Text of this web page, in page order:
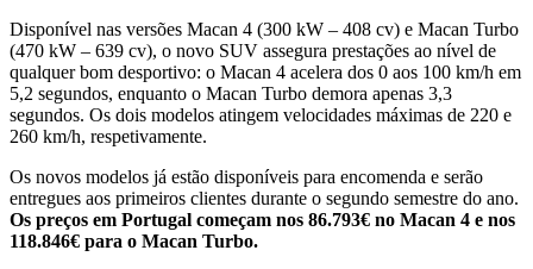
Disponível nas versões Macan 4 (300 kW – 408 cv) e Macan Turbo
(470 kW – 639 cv), o novo SUV assegura prestações ao nível de
qualquer bom desportivo: o Macan 4 acelera dos 0 aos 100 km/h em
5,2 segundos, enquanto o Macan Turbo demora apenas 3,3
segundos. Os dois modelos atingem velocidades máximas de 220 e
260 km/h, respetivamente.
Os novos modelos já estão disponíveis para encomenda e serão
entregues aos primeiros clientes durante o segundo semestre do ano.
Os preços em Portugal começam nos 86.793€ no Macan 4 e nos
118.846€ para o Macan Turbo.